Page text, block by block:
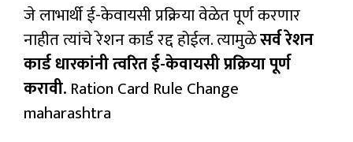
जे लाभार्थी ई-केवायसी प्रक्रिया वेळेत पूर्ण करणार
नाहीत त्यांचे रेशन कार्ड रद्द होईल. त्यामुळेसर्व रेशन
कार्ड धारकांनी त्वरित ई-केवायसी प्रक्रिया पूर्ण
करावी. Ration Card Rule Change
maharashtra